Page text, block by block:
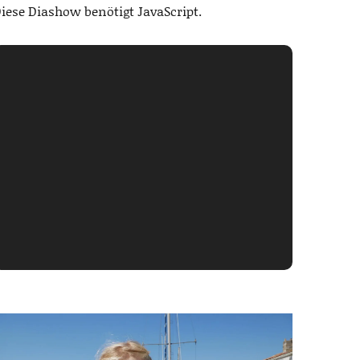
Diashow benötigt JavaScript.